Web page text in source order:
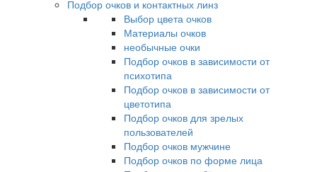
Подбор очков и контактных линз
Выбор цвета очков
Материалы очков
необычные очки
Подбор очков в зависимости от
психотипа
Подбор очков в зависимости от
цветотипа
Подбор очков для зрелых
пользователей
Подбор очков мужчине
Подбор очков по форме лица